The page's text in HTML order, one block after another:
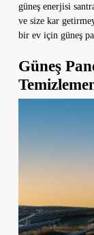
güneş enerjisi
ve size kar
bir ev için güneş
Güneş